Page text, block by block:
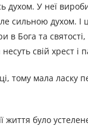
духом. У неї
сильною духом. І
Бога та
свій хрест і
тому мала ласку
життя було